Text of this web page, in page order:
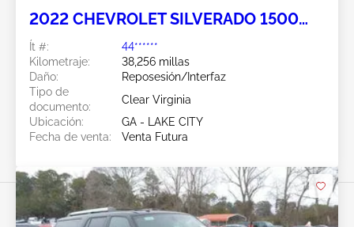
2022 CHEVROLET SILVERADO 1500
6.2L
Ít #:
44******
Kilometraje:
38,256 millas
Daño:
Reposesión/Interfaz
Tipo de
documento:
Clear Virginia
Ubicación:
GA - LAKE CITY
Fecha de venta:
Venta Futura